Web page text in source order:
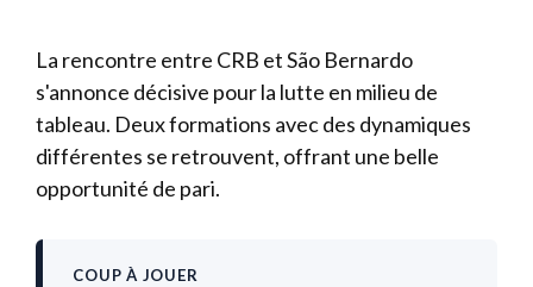
La rencontre entre CRB et São Bernardo
s'annonce décisive pour la lutte en milieu de
tableau. Deux formations avec des dynamiques
différentes se retrouvent, offrant une belle
opportunité de pari.
COUP À JOUER